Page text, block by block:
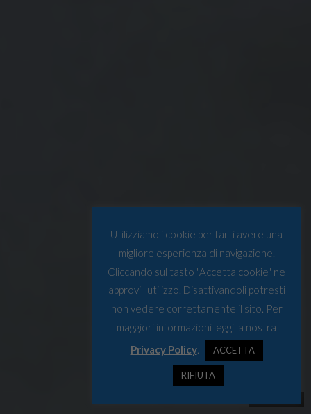
Utilizziamo i cookie per farti avere una
migliore esperienza di navigazione.
Cliccando sul tasto "Accetta cookie" ne
approvi l'utilizzo. Disattivandoli potresti
non vedere correttamente il sito. Per
maggiori informazioni leggi la nostra
Privacy Policy. ACCETTA
RIFIUTA